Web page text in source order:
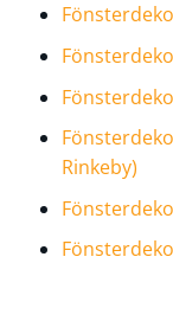
Rinkeby)